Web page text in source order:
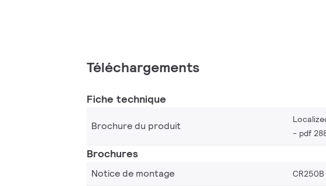
Téléchargements
Fiche technique
Brochure du produit
pdf
Brochures
Notice de montage